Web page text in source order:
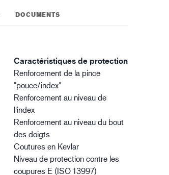
DOCUMENTS
Caractéristiques de protection
Renforcement de la pince
"pouce/index"
Renforcement au niveau de
l'index
Renforcement au niveau du bout
des doigts
Coutures en Kevlar
Niveau de protection contre les
coupures E (ISO 13997)